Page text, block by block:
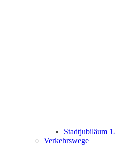
Stadtjubiläum
Verkehrswege